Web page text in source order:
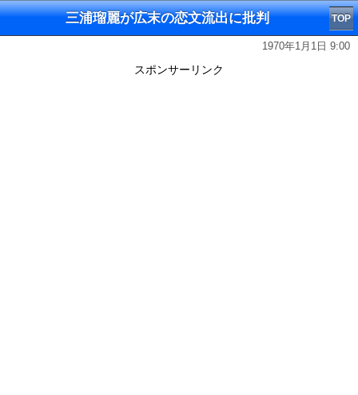
三浦瑠麗が広末の恋文流出に批判 TOP
1970年1月1日 9:00
スポンサーリンク